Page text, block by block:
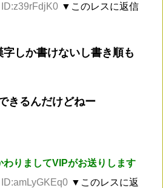
▼このレスに返信
しか書けないし書き順も
きるんだけどねー
わりましてVIPがお送りします
▼このレスに返